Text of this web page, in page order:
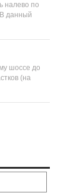
налево по
данный
шоссе до
(на